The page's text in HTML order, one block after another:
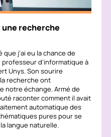
recherche
que j’ai eu la chance de
d’informatique à
Unys. Son sourire
recherche ont
notre échange. Armé de
raconter comment il avait
automatique des
pures pour se
langue naturelle.